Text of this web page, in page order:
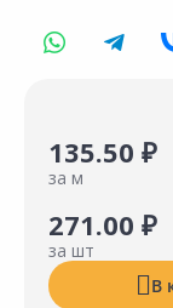
135.50 ₽
за м
271.00 ₽
за шт
В